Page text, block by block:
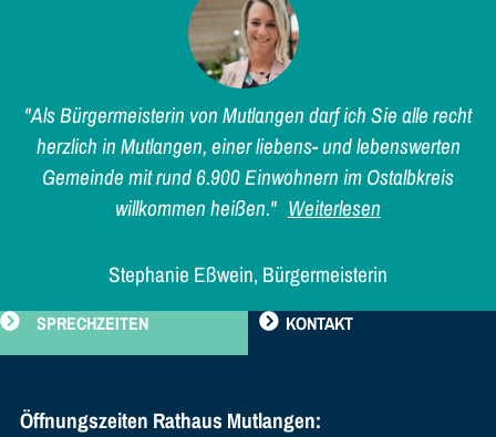
"Als Bürgermeisterin von Mutlangen darf ich Sie alle recht
herzlich in Mutlangen, einer liebens- und lebenswerten
Gemeinde mit rund 6.900 Einwohnern im Ostalbkreis
willkommen heißen." Weiterlesen
Stephanie Eßwein, Bürgermeisterin
SPRECHZEITEN KONTAKT
Öffnungszeiten Rathaus Mutlangen: